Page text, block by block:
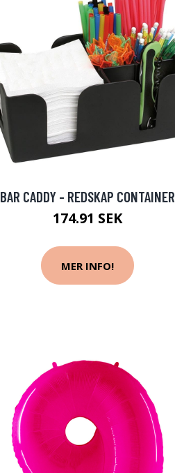
BAR CADDY - REDSKAP CONTAINER
174.91 SEK
MER INFO!